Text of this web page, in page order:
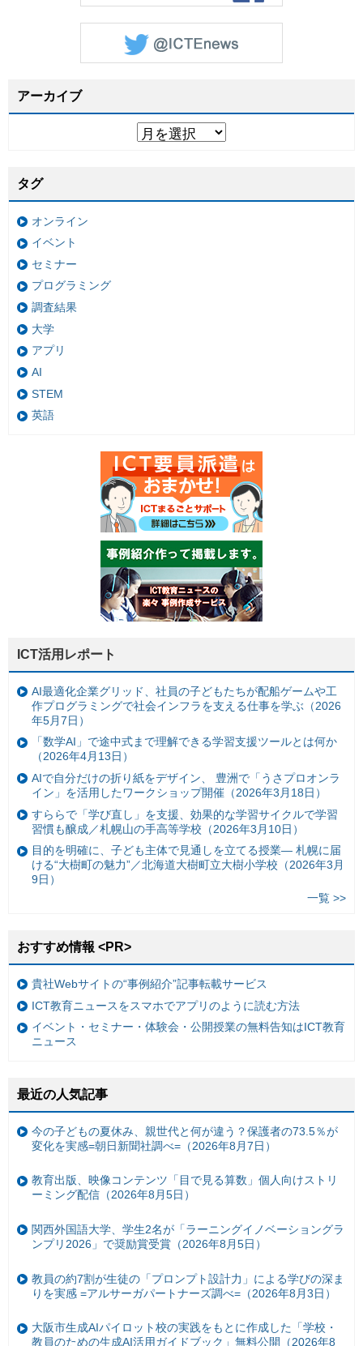
アーカイブ
タグ
オンライン
イベント
セミナー
プログラミング
調査結果
大学
アプリ
AI
STEM
英語
ICT活用レポート
AI最適化企業グリッド、社員の子どもたちが配船ゲームや工
作プログラミングで社会インフラを支える仕事を学ぶ（2026
年5月7日）
「数学AI」で途中式まで理解できる学習支援ツールとは何か
（2026年4月13日）
AIで自分だけの折り紙をデザイン、 豊洲で「うさプロオンラ
イン」を活用したワークショップ開催（2026年3月18日）
すららで「学び直し」を支援、効果的な学習サイクルで学習
習慣も醸成／札幌山の手高等学校（2026年3月10日）
目的を明確に、子ども主体で見通しを立てる授業— 札幌に届
ける“大樹町の魅力”／北海道大樹町立大樹小学校（2026年3月
9日）
一覧 >>
おすすめ情報 <PR>
貴社Webサイトの“事例紹介”記事転載サービス
ICT教育ニュースをスマホでアプリのように読む方法
イベント・セミナー・体験会・公開授業の無料告知はICT教育
ニュース
最近の人気記事
今の子どもの夏休み、親世代と何が違う？保護者の73.5％が
変化を実感=朝日新聞社調べ=（2026年8月7日）
教育出版、映像コンテンツ「目で見る算数」個人向けストリ
ーミング配信（2026年8月5日）
関西外国語大学、学生2名が「ラーニングイノベーショングラ
ンプリ2026」で奨励賞受賞（2026年8月5日）
教員の約7割が生徒の「プロンプト設計力」による学びの深ま
りを実感 =アルサーガパートナーズ調べ=（2026年8月3日）
大阪市生成AIパイロット校の実践をもとに作成した「学校・
教員のための生成AI活用ガイドブック」無料公開（2026年8